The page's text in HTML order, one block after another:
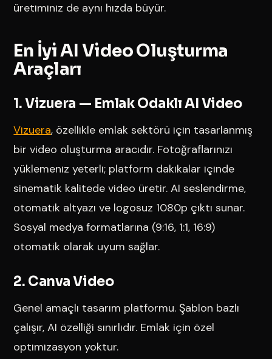
üretiminiz de aynı hızda büyür.
En İyi AI Video Oluşturma
Araçları
1. Vizuera — Emlak Odaklı AI Video
Vizuera, özellikle emlak sektörü için tasarlanmış
bir video oluşturma aracıdır. Fotoğraflarınızı
yüklemeniz yeterli; platform dakikalar içinde
sinematik kalitede video üretir. AI seslendirme,
otomatik altyazı ve logosuz 1080p çıktı sunar.
Sosyal medya formatlarına (9:16, 1:1, 16:9)
otomatik olarak uyum sağlar.
2. Canva Video
Genel amaçlı tasarım platformu. Şablon bazlı
çalışır, AI özelliği sınırlıdır. Emlak için özel
optimizasyon yoktur.